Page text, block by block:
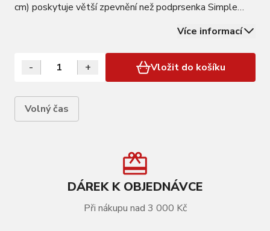
cm) poskytuje větší zpevnění než podprsenka Simple
košíčky: 100% polyester baleno v sáčkuVíce informací
- + Vložit do košíku
Volný čas
DÁREK K OBJEDNÁVCE
Při nákupu nad 3 000 Kč